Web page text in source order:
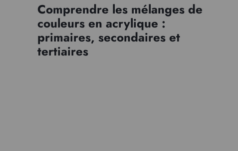
Comprendre les mélanges de
couleurs en acrylique :
primaires, secondaires et
tertiaires